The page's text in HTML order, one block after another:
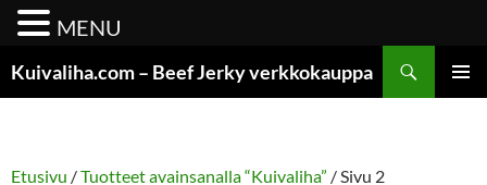
sisältöön
Kuivaliha.com – Beef Jerky verkkokauppa
Etusivu /Tuotteet avainsanalla “Kuivaliha” / Sivu 2
MENU